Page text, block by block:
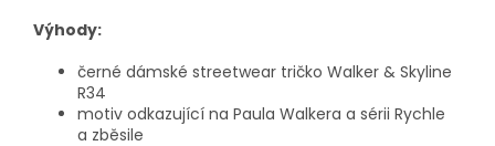
Výhody:
černé dámské streetwear tričko Walker & Skyline
R34
motiv odkazující na Paula Walkera a sérii Rychle
a zběsile